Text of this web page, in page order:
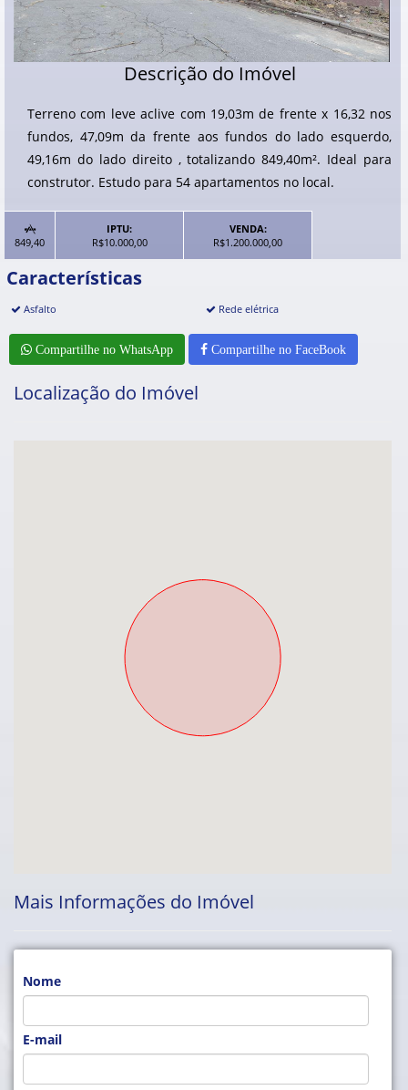
Descrição do Imóvel
Terreno com leve aclive com 19,03m de frente x 16,32 nos
fundos, 47,09m da frente aos fundos do lado esquerdo,
49,16m do lado direito , totalizando 849,40m². Ideal para
construtor. Estudo para 54 apartamentos no local.

849,40
IPTU:
R$10.000,00
VENDA:
R$1.200.000,00
Características
Asfalto Rede elétrica
Compartilhe no WhatsApp Compartilhe no FaceBook
Localização do Imóvel
Mais Informações do Imóvel
Nome
E-mail